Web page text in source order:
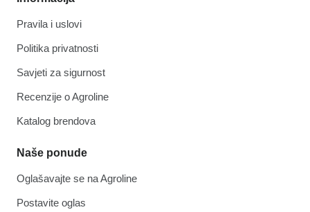
Pravila i uslovi
Politika privatnosti
Savjeti za sigurnost
Recenzije o Agroline
Katalog brendova
Naše ponude
Oglašavajte se na Agroline
Postavite oglas